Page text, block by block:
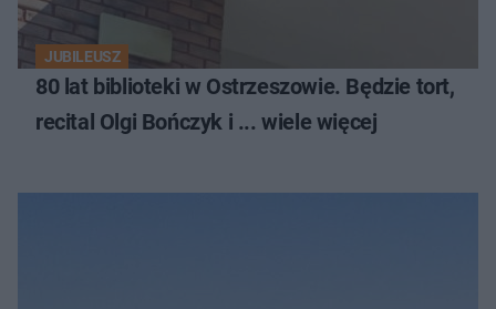
JUBILEUSZ
80 lat biblioteki w Ostrzeszowie. Będzie tort,
recital Olgi Bończyk i ... wiele więcej